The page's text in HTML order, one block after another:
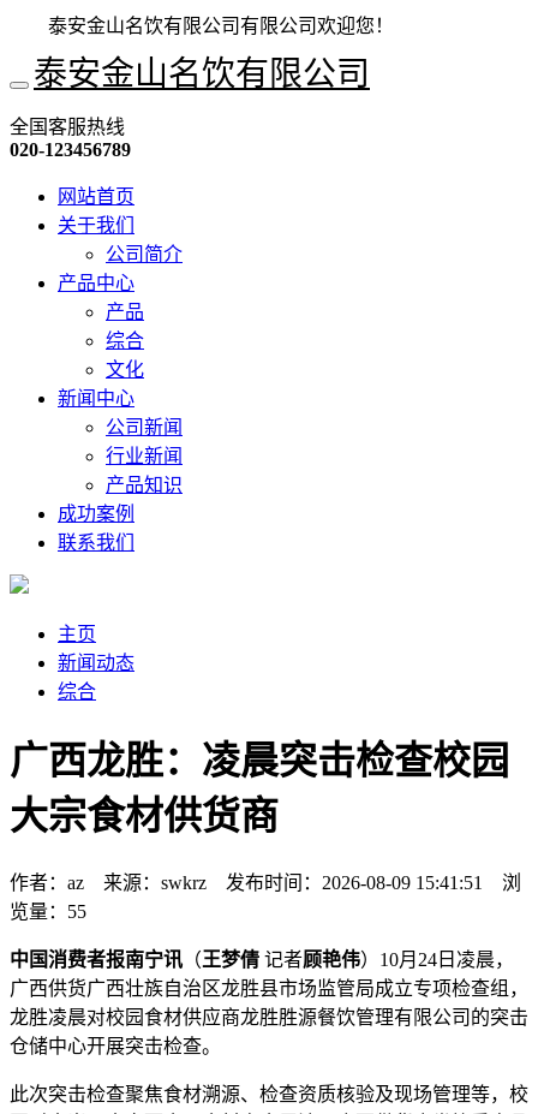
泰安金山名饮有限公司有限公司欢迎您！
泰安金山名饮有限公司
全国客服热线
020-123456789
网站首页
关于我们
公司简介
产品中心
产品
综合
文化
新闻中心
公司新闻
行业新闻
产品知识
成功案例
联系我们
主页
新闻动态
综合
广西龙胜：凌晨突击检查校园
大宗食材供货商
作者：az 来源：swkrz 发布时间：2026-08-09 15:41:51 浏
览量：55
中国消费者报南宁讯 （王梦倩 记者顾艳伟）10月24日凌晨，
广西供货广西壮族自治区龙胜县市场监管局成立专项检查组，
龙胜凌晨对校园食材供应商龙胜胜源餐饮管理有限公司的突击
仓储中心开展突击检查。
此次突击检查聚焦食材溯源、检查资质核验及现场管理等，校